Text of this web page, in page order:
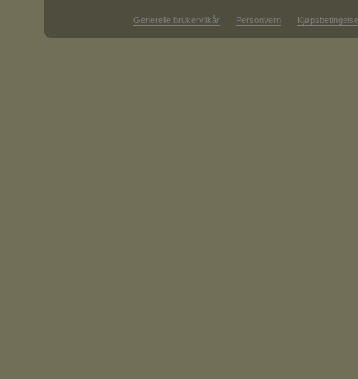
Generelle brukervilkår Personvern